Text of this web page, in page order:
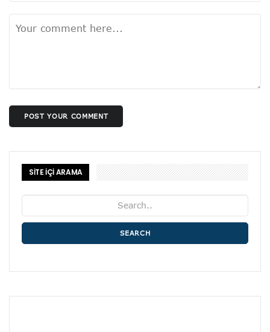
POST YOUR COMMENT
SİTE İÇİ ARAMA
SEARCH